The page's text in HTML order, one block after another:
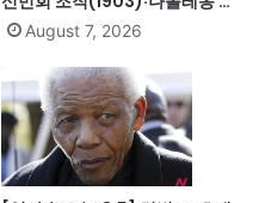
인트헬레나섬 유배(1815)·英 해
군, 스페인 무적함대 격파
(1588)·美 화성탐사로봇 큐리오
시티 화성 착륙(2012)·日, 화이
트리스트에서 한국 제외(2019)
August 7, 2026